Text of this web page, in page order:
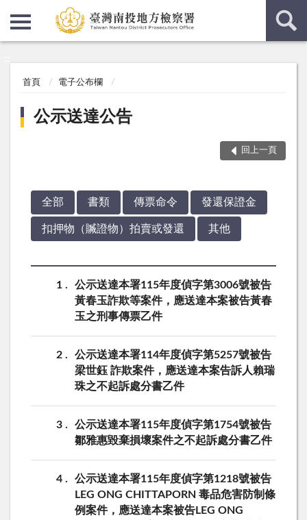
首頁 電子公布欄
公示送達公告
回上一頁
全部 書類 傳票命令 發還保證金
扣押物（贓證物）拍賣或發還 其他
1
公示送達本署115年度偵字第3006號被告
黃春玉詐欺等案件，應送達本案被告黃春
玉之刑事傳票乙件
2
公示送達本署114年度偵字第5257號被告
梁世鈺 詐欺案件，應送達本案告訴人賴瑞
珠之不起訴處分書乙件
3
公示送達本署115年度偵字第1754號被告
鄒雅惠毀棄損壞案件之不起訴處分書乙件
4
公示送達本署115年度偵字第1218號被告
LEG ONG CHITTAPORN 毒品危害防制條
例案件，應送達本案被告LEG ONG